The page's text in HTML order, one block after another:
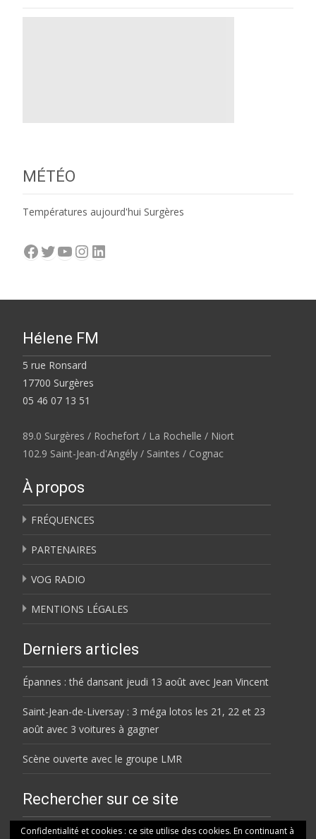
MÉTÉO
Températures aujourd'hui Surgères
Facebook
Twitter
YouTube
Instagram
LinkedIn
Hélene FM
5 rue Ronsard
17700 Surgères
05 46 07 13 51
89.0 Surgères / Rochefort / La Rochelle / Niort
102.9 Saint-Jean-d'Angély / Saintes / Cognac
À propos
FRÉQUENCES
PARTENAIRES
VOG RADIO
MENTIONS LÉGALES
Derniers articles
Épannes : thé dansant jeudi 13 août avec Jean Vincent
Saint-Jean-de-Liversay : 3 méga lotos les 21, 22 et 23
août avec 3 voitures à gagner
Scène ouverte avec le groupe LMR
Rechercher sur ce site
Rechercher
Confidentialité et cookies : ce site utilise des cookies. En continuant à